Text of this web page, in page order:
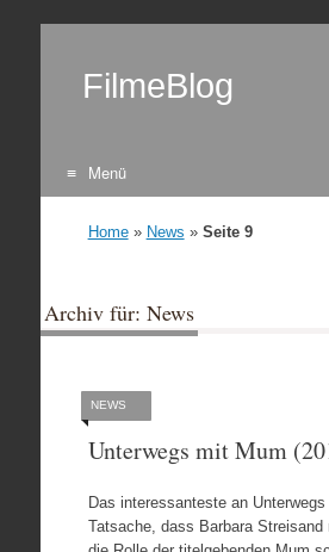
FilmeBlog
Menü
Home» News » Seite 9
Archiv für: News
NEWS
Unterwegs mit Mum
Das interessanteste an
Tatsache, dass Barbara